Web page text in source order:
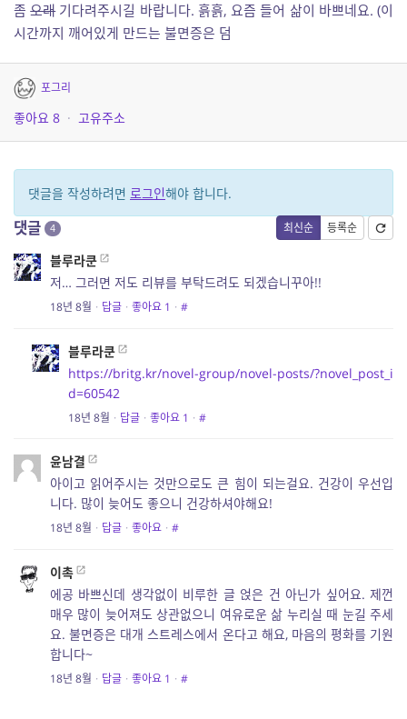
좀오래기다려주시길 바랍니다. 흙흙, 요즘 들어 삶이 바쁘네요. (이
시간까지 깨어있게 만드는 불면증은 덤
포그리
좋아요 8 · 고유주소
댓글을 작성하려면 로그인해야 합니다.
최신순 등록순
댓글 4
블루라쿤
저… 그러면 저도 리뷰를 부탁드려도 되겠습니꾸아!!
18년 8월 · 답글 · 좋아요 1 · #
블루라쿤
https://britg.kr/novel-group/novel-posts/?novel_post_i
d=60542
18년 8월 · 답글 · 좋아요 1 · #
윤남결
아이고 읽어주시는 것만으로도 큰 힘이 되는걸요. 건강이 우선입
니다. 많이 늦어도 좋으니 건강하셔야해요!
18년 8월 · 답글 · 좋아요 · #
이촉
에공 바쁘신데 생각없이 비루한 글 얹은 건 아닌가 싶어요. 제껀
매우 많이 늦어져도 상관없으니 여유로운 삶 누리실 때 눈길 주세
요. 불면증은 대개 스트레스에서 온다고 해요, 마음의 평화를 기원
합니다~
18년 8월 · 답글 · 좋아요 1 · #